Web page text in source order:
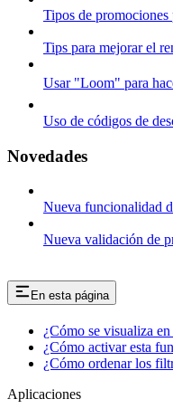
Tipos de promociones
Tips para mejorar el
Usar "Loom" para
Uso de códigos de
Novedades
Nueva funcionalidad
Nueva validación de
En esta página
¿Cómo se visualiza
¿Cómo activar esta
¿Cómo ordenar los
Aplicaciones